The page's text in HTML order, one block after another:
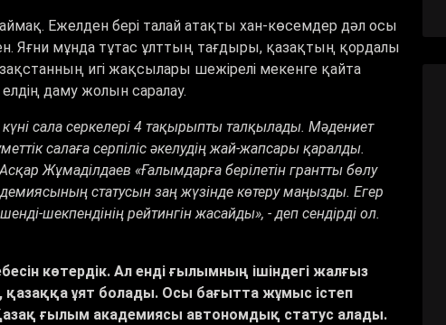
Ежелден бері талай атақты хан-көсемдер дәл осы
Яғни мұнда тұтас ұлттың тағдыры, қазақтың қордалы
игі жақсылары шежірелі мекенге қайта
даму жолын саралау.
сала серкелері 4 тақырыпты талқылады. Мәдениет
салаға серпіліс әкелудің жай-жапсары қаралды.
Жұмаділдаев «Ғалымдарға берілетін грантты бөлу
статусын заң жүзінде көтеру маңызды. Егер
шекпендінің рейтингін жасайды», - деп сендірді ол.
көтердік. Ал енді ғылымның ішіндегі жалғыз
ұят болады. Осы бағытта жұмыс істеп
ғылым академиясы автономдық статус алады.